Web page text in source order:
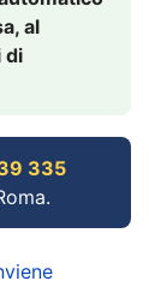
al
di
335